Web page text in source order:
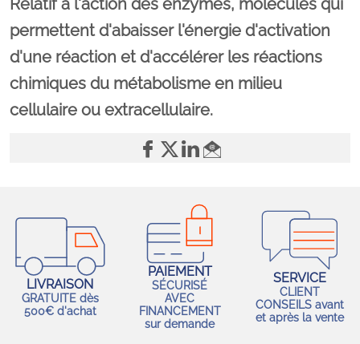
Relatif à l'action des enzymes, molécules qui
permettent d'abaisser l'énergie d'activation
d'une réaction et d'accélérer les réactions
chimiques du métabolisme en milieu
cellulaire ou extracellulaire.
LIVRAISON
GRATUITE dès
500€ d'achat
PAIEMENT
SÉCURISÉ
AVEC
FINANCEMENT
sur demande
SERVICE
CLIENT
CONSEILS avant
et après la vente